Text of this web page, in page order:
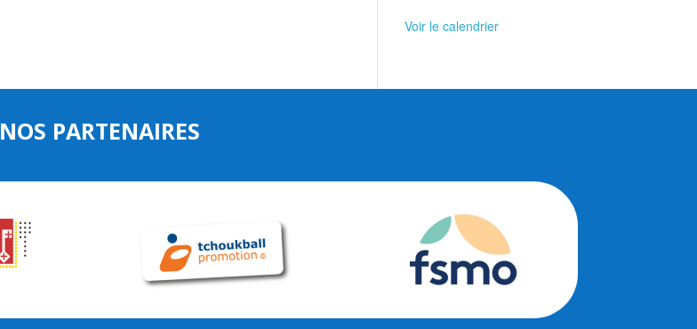
Voir le calendrier
NOS PARTENAIRES